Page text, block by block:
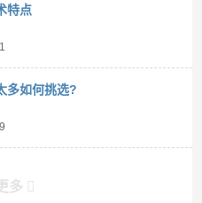
特点
多如何挑选?
多